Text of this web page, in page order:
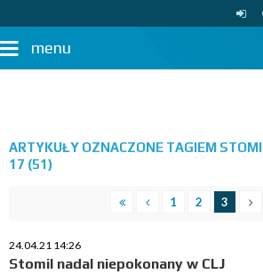
menu
ARTYKUŁY OZNACZONE TAGIEM
17 (51)
1 2 3
24.04.21 14:26
Stomil nadal niepokonany w CLJ